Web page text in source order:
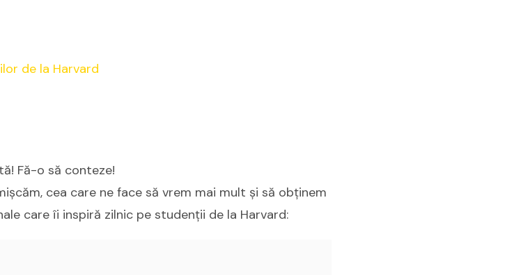
Fă-o să conteze!
cea care ne face să vrem mai mult şi să obţinem
care îi inspiră zilnic pe studenții de la Harvard: